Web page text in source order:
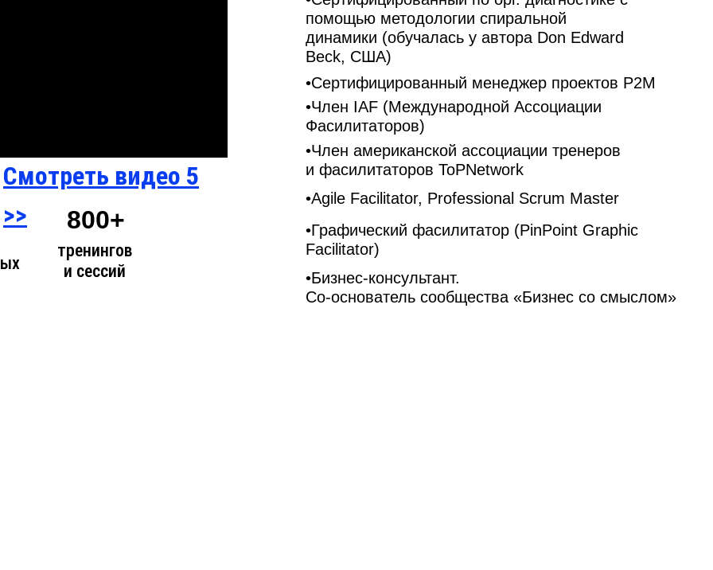
•Бизнес-консультант.
Со-основатель сообщества «Бизнес со смыслом»
помощью методологии спиральной
динамики (обучалась у автора Don Edward
Beck, США)
•Сертифицированный менеджер проектов P2M
•Член IAF (Международной Ассоциации
Фасилитаторов)
•Член американской ассоциации тренеров
и фасилитаторов ToPNetwork
•Графический фасилитатор (PinPoint Graphic
Facilitator)
•Agile Facilitator, Professional Scrum Master
тренингов
и сессий
800+
Смотреть видео 5
>>